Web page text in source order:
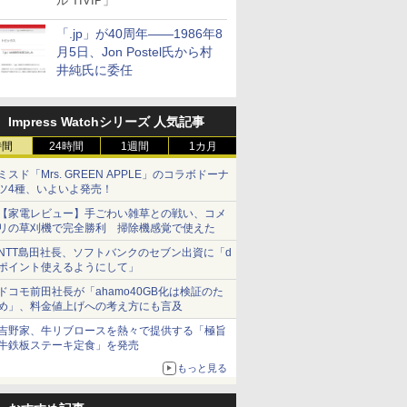
「.jp」が40周年――1986年8
月5日、Jon Postel氏から村
井純氏に委任
Impress Watchシリーズ 人気記事
24時間 1週間 1カ月
スド「Mrs. GREEN APPLE」のコラボドーナ
4種、いよいよ発売！
家電レビュー】手ごわい雑草との戦い、コメ
の草刈機で完全勝利 掃除機感覚で使えた
島田社長、ソフトバンクのセブン出資に「d
イント使えるようにして」
コモ前田社長が「ahamo40GB化は検証のた
」、料金値上げへの考え方にも言及
野家、牛リブロースを熱々で提供する「極旨
鉄板ステーキ定食」を発売
もっと見る